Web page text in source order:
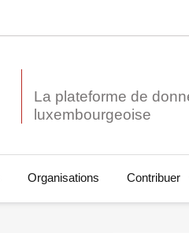
La plateforme de
Organisations Contribuer